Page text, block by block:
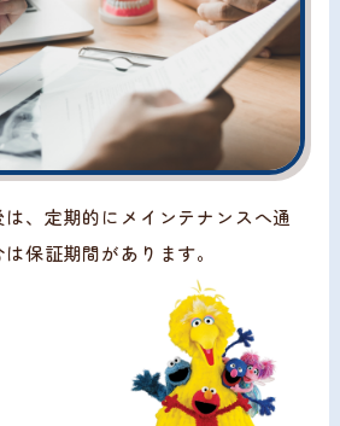
、定期的にメインテナンスへ通
保証期間があります。